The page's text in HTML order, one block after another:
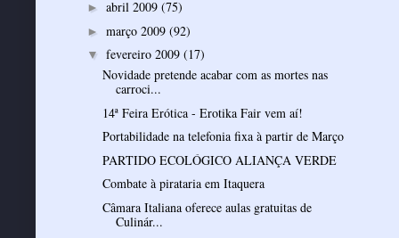
► abril 2009 (75)
► março 2009 (92)
▼ fevereiro 2009 (17)
Novidade pretende acabar com as mortes nas
carroci...
14ª Feira Erótica - Erotika Fair vem aí!
Portabilidade na telefonia fixa à partir de Março
PARTIDO ECOLÓGICO ALIANÇA VERDE
Combate à pirataria em Itaquera
Câmara Italiana oferece aulas gratuitas de
Culinár...